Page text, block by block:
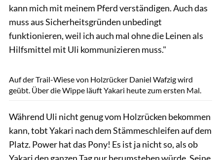
kann mich mit meinem Pferd verständigen. Auch das
muss aus Sicherheitsgründen unbedingt
funktionieren, weil ich auch mal ohne die Leinen als
Hilfsmittel mit Uli kommunizieren muss."
Auf der Trail-Wiese von Holzrücker Daniel Wafzig wird
geübt. Über die Wippe läuft Yakari heute zum ersten Mal.
Während Uli nicht genug vom Holzrücken bekommen
kann, tobt Yakari nach dem Stämmeschleifen auf dem
Platz. Power hat das Pony! Es ist ja nicht so, als ob